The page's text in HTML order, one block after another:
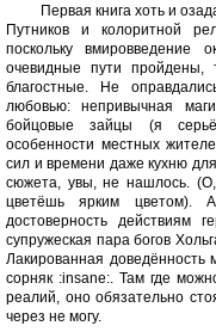
Первая книга хоть и
Путников и колоритной
поскольку
очевидные пути
благостные. Не
любовью: непривычная
бойцовые зайцы (я
особенности местных
сил и времени даже кухню
сюжета, увы, не нашлось.
цветёшь ярким
достоверность действиям
супружеская пара богов
Лакированная доведённость
сорняк :insane:. Там где
реалий, оно обязательно
через не могу.